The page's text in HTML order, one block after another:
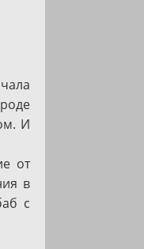
И
от
в
с